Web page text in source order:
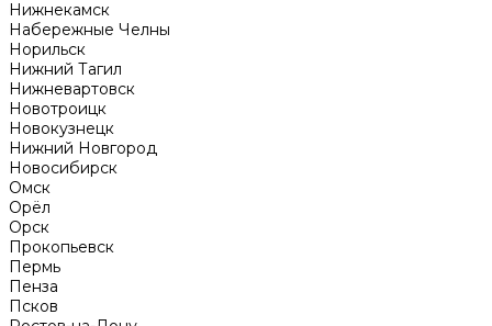
Нижнекамск
Набережные Челны
Норильск
Нижний Тагил
Нижневартовск
Новотроицк
Новокузнецк
Нижний Новгород
Новосибирск
Омск
Орёл
Орск
Прокопьевск
Пермь
Пенза
Псков